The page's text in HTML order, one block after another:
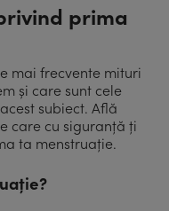
prima
mai frecvente mituri
și care sunt cele
subiect. Află
care cu siguranță ți
ta menstruație.